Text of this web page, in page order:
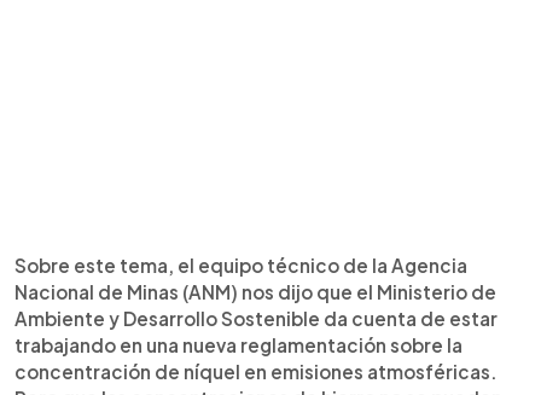
Sobre este tema, el equipo técnico de la Agencia
Nacional de Minas (ANM) nos dijo que el Ministerio de
Ambiente y Desarrollo Sostenible da cuenta de estar
trabajando en una nueva reglamentación sobre la
concentración de níquel en emisiones atmosféricas.